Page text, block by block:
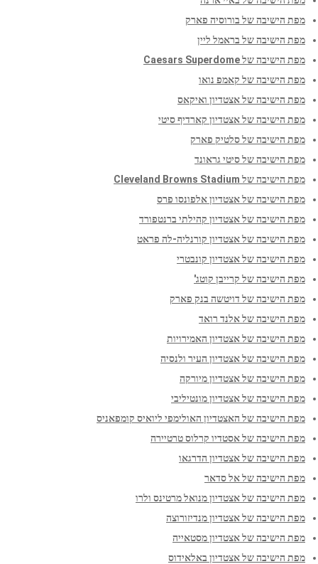
מפת הישיבה של בורוסיה פארק
מפת הישיבה של בראמל ליין
מפת הישיבה של Caesars Superdome
מפת הישיבה של קאמפ נואו
מפת הישיבה של אצטדיון ואיקאס
מפת הישיבה של אצטדיון קארדיף סיטי
מפת הישיבה של סלטיק פארק
מפת הישיבה של סיטי גראונד
מפת הישיבה של Cleveland Browns Stadium
מפת הישיבה של אצטדיון אלפונסו פרס
מפת הישיבה של אצטדיון קהילתי ברנטפורד
מפת הישיבה של אצטדיון קורנליה-לה פראט
מפת הישיבה של אצטדיון קונבטרי
מפת הישיבה של קרייבן קוטג'
מפת הישיבה של דויטשה בנק פארק
מפת הישיבה של אלנד רואד
מפת הישיבה של אצטדיון האמירויות
מפת הישיבה של אצטדיון העיר ולנסיה
מפת הישיבה של אצטדיון מיורקה
מפת הישיבה של אצטדיון מונטיליבי
מפת הישיבה של האצטדיון האולימפי ליואיס קומפאניס
מפת הישיבה של אסטדיו קרלוס טרטיירה
מפת הישיבה של אצטדיון הדרגאו
מפת הישיבה של אל סדאר
מפת הישיבה של אצטדיון מנואל מרטינס ולרו
מפת הישיבה של אצטדיון מנדיזורוצה
מפת הישיבה של אצטדיון מסטאייה
מפת הישיבה של אצטדיון באלאידוס